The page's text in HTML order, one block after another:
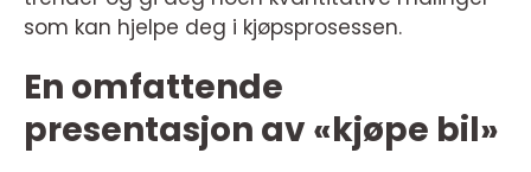
som kan hjelpe deg i kjøpsprosessen.
En omfattende
presentasjon av «kjøpe bil»